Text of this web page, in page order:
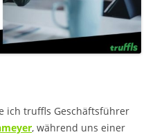
ich truffls Geschäftsführer
, während uns einer